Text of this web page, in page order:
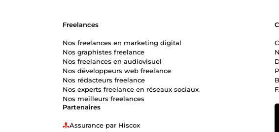
Partenaires
Assurance par Hiscox
Freelances
Nos freelances en marketing digital
Nos graphistes freelance
Nos freelances en audiovisuel
Nos développeurs web freelance
Nos rédacteurs freelance
Nos experts freelance en réseaux sociaux
Nos meilleurs freelances